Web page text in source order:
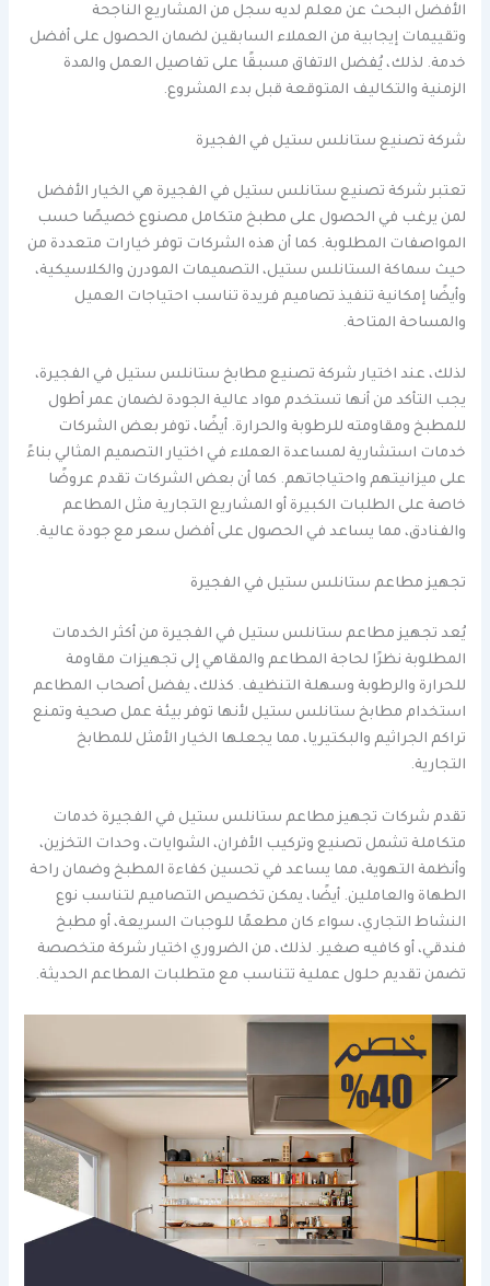
الأفضل البحث عن معلم لديه سجل من المشاريع الناجحة
وتقييمات إيجابية من العملاء السابقين لضمان الحصول على أفضل
خدمة. لذلك، يُفضل الاتفاق مسبقًا على تفاصيل العمل والمدة
الزمنية والتكاليف المتوقعة قبل بدء المشروع.
شركة تصنيع ستانلس ستيل في الفجيرة
تعتبر شركة تصنيع ستانلس ستيل في الفجيرة هي الخيار الأفضل
لمن يرغب في الحصول على مطبخ متكامل مصنوع خصيصًا حسب
المواصفات المطلوبة. كما أن هذه الشركات توفر خيارات متعددة من
حيث سماكة الستانلس ستيل، التصميمات المودرن والكلاسيكية،
وأيضًا إمكانية تنفيذ تصاميم فريدة تناسب احتياجات العميل
والمساحة المتاحة.
لذلك، عند اختيار شركة تصنيع مطابخ ستانلس ستيل في الفجيرة،
يجب التأكد من أنها تستخدم مواد عالية الجودة لضمان عمر أطول
للمطبخ ومقاومته للرطوبة والحرارة. أيضًا، توفر بعض الشركات
خدمات استشارية لمساعدة العملاء في اختيار التصميم المثالي بناءً
على ميزانيتهم واحتياجاتهم. كما أن بعض الشركات تقدم عروضًا
خاصة على الطلبات الكبيرة أو المشاريع التجارية مثل المطاعم
والفنادق، مما يساعد في الحصول على أفضل سعر مع جودة عالية.
تجهيز مطاعم ستانلس ستيل في الفجيرة
يُعد تجهيز مطاعم ستانلس ستيل في الفجيرة من أكثر الخدمات
المطلوبة نظرًا لحاجة المطاعم والمقاهي إلى تجهيزات مقاومة
للحرارة والرطوبة وسهلة التنظيف. كذلك، يفضل أصحاب المطاعم
استخدام مطابخ ستانلس ستيل لأنها توفر بيئة عمل صحية وتمنع
تراكم الجراثيم والبكتيريا، مما يجعلها الخيار الأمثل للمطابخ
التجارية.
تقدم شركات تجهيز مطاعم ستانلس ستيل في الفجيرة خدمات
متكاملة تشمل تصنيع وتركيب الأفران، الشوايات، وحدات التخزين،
وأنظمة التهوية، مما يساعد في تحسين كفاءة المطبخ وضمان راحة
الطهاة والعاملين. أيضًا، يمكن تخصيص التصاميم لتناسب نوع
النشاط التجاري، سواء كان مطعمًا للوجبات السريعة، أو مطبخ
فندقي، أو كافيه صغير. لذلك، من الضروري اختيار شركة متخصصة
تضمن تقديم حلول عملية تتناسب مع متطلبات المطاعم الحديثة.